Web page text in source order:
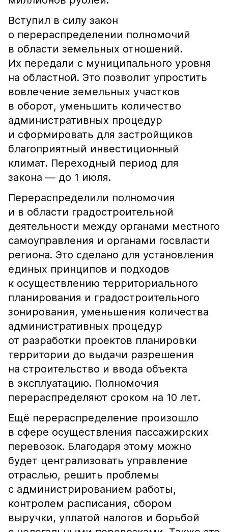
Вступил в силу закон
о перераспределении полномочий
в области земельных отношений.
Их передали с муниципального уровня
на областной. Это позволит упростить
вовлечение земельных участков
в оборот, уменьшить количество
административных процедур
и сформировать для застройщиков
благоприятный инвестиционный
климат. Переходный период для
закона — до 1 июля.
Перераспределили полномочия
и в области градостроительной
деятельности между органами местного
самоуправления и органами госвласти
региона. Это сделано для установления
единых принципов и подходов
к осуществлению территориального
планирования и градостроительного
зонирования, уменьшения количества
административных процедур
от разработки проектов планировки
территории до выдачи разрешения
на строительство и ввода объекта
в эксплуатацию. Полномочия
перераспределяют сроком на 10 лет.
Ещё перераспределение произошло
в сфере осуществления пассажирских
перевозок. Благодаря этому можно
будет централизовать управление
отраслью, решить проблемы
с администрированием работы,
контролем расписания, сбором
выручки, уплатой налогов и борьбой